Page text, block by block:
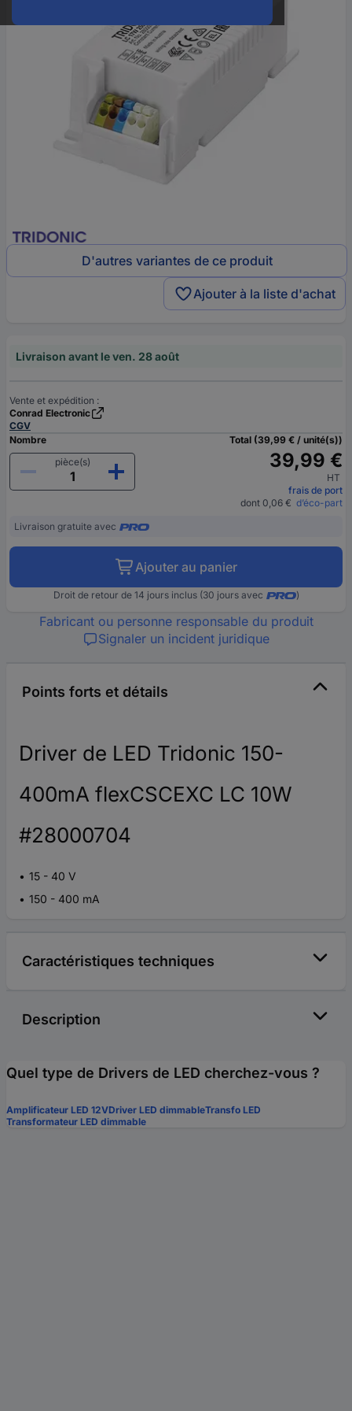
D'autres variantes de ce produit
Ajouter à la liste d'achat
Livraison avant le ven. 28 août
Vente et expédition :
Conrad Electronic
CGV
Nombre
pièce(s)
Total (39,99 € / unité(s))
39,99 €
HT
frais de port
dont 0,06 € d’éco-part
Livraison gratuite avec
Ajouter au panier
Droit de retour de 14 jours inclus (30 jours avec )
Fabricant ou personne responsable du produit
Signaler un incident juridique
Points forts et détails
Driver de LED Tridonic 150-
400mA flexCSCEXC LC 10W
#28000704
15 - 40 V
150 - 400 mA
Caractéristiques techniques
Description
Quel type de Drivers de LED cherchez-vous ?
Amplificateur LED 12VDriver LED dimmableTransfo LED
Transformateur LED dimmable